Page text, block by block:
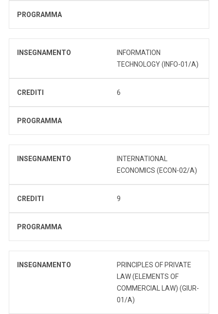
PROGRAMMA
INSEGNAMENTO
INFORMATION
TECHNOLOGY (INFO-01/A)
CREDITI 6
PROGRAMMA
INSEGNAMENTO
INTERNATIONAL
ECONOMICS (ECON-02/A)
CREDITI 9
PROGRAMMA
INSEGNAMENTO
PRINCIPLES OF PRIVATE
LAW (ELEMENTS OF
COMMERCIAL LAW) (GIUR-
01/A)